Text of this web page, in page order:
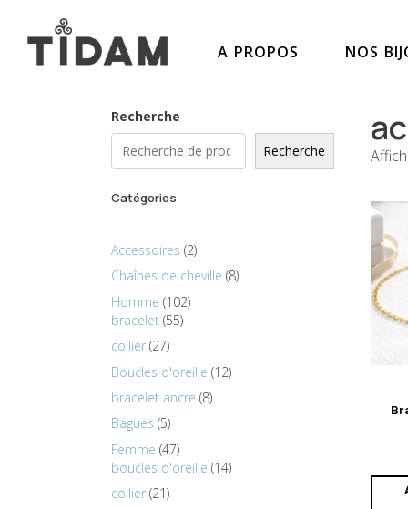
A PROPOS NOS
Recherche
Recherche
Catégories
Accessoires 2
Chaînes de cheville 8
Homme 102
bracelet 55
collier 27
Boucles d'oreille 12
bracelet ancre 8
Bagues 5
Femme 47
boucles d'oreille 14
collier 21